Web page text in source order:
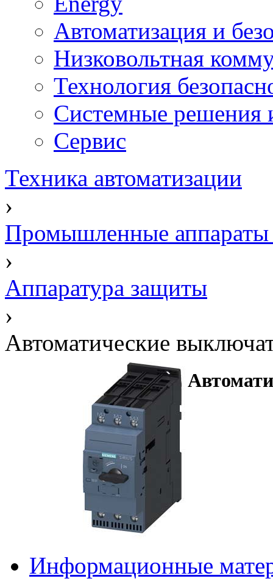
Автоматизация и
Низковольтная
Технология
Системные решения
Сервис
Техника автоматизации
›
Промышленные аппараты
›
Аппаратура защиты
›
Автоматические
Информационные